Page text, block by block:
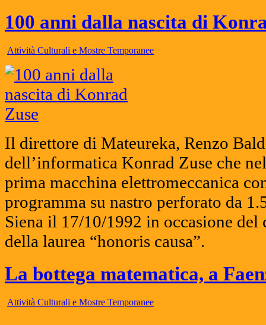
100 anni dalla nascita di
Attività Culturali e Mostre Temporanee
Il direttore di Mateureka, Renzo
dell’informatica Konrad Zuse che
prima macchina elettromeccanica
programma su nastro perforato da
Siena il 17/10/1992 in occasione del
della laurea “honoris causa”.
La bottega matematica, a
Attività Culturali e Mostre Temporanee